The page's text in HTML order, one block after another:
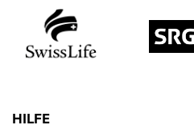
HILFE